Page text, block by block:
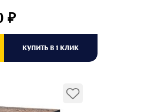
₽
КУПИТЬ В 1 КЛИК